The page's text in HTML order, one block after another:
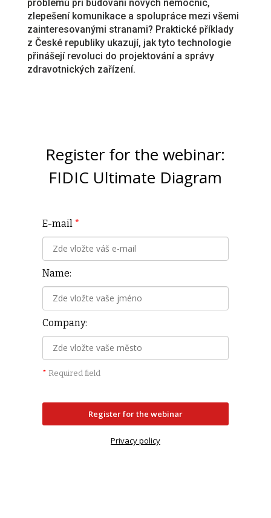
problémů při budování nových nemocnic,
zlepešení komunikace a spolupráce mezi všemi
zainteresovanými stranami? Praktické příklady
z České republiky ukazují, jak tyto technologie
přinášejí revoluci do projektování a správy
zdravotnických zařízení.
Register for the webinar:
FIDIC Ultimate Diagram
E-mail *
Name:
Company:
* Required field
Register for the webinar
Privacy policy